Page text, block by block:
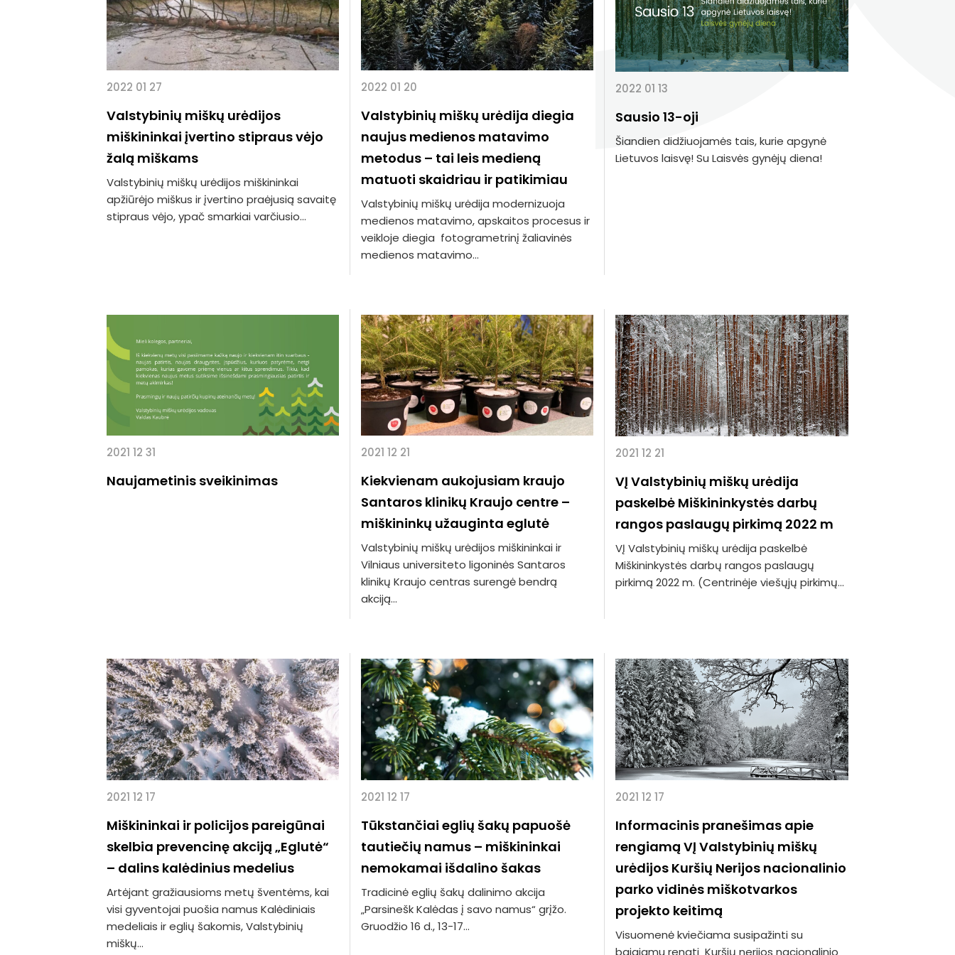
2022 01 27
Valstybinių miškų urėdijos
miškininkai įvertino stipraus vėjo
žalą miškams
Valstybinių miškų urėdijos miškininkai
apžiūrėjo miškus ir įvertino praėjusią savaitę
stipraus vėjo, ypač smarkiai varčiusio...
2022 01 20
Valstybinių miškų urėdija diegia
naujus medienos matavimo
metodus – tai leis medieną
matuoti skaidriau ir patikimiau
Valstybinių miškų urėdija modernizuoja
medienos matavimo, apskaitos procesus ir
veikloje diegia fotogrametrinį žaliavinės
medienos matavimo...
2022 01 13
Sausio 13-oji
Šiandien didžiuojamės tais, kurie apgynė
Lietuvos laisvę! Su Laisvės gynėjų diena!
2021 12 31
Naujametinis sveikinimas
2021 12 21
Kiekvienam aukojusiam kraujo
Santaros klinikų Kraujo centre –
miškininkų užauginta eglutė
Valstybinių miškų urėdijos miškininkai ir
Vilniaus universiteto ligoninės Santaros
klinikų Kraujo centras surengė bendrą
akciją...
2021 12 21
VĮ Valstybinių miškų urėdija
paskelbė Miškininkystės darbų
rangos paslaugų pirkimą 2022 m
VĮ Valstybinių miškų urėdija paskelbė
Miškininkystės darbų rangos paslaugų
pirkimą 2022 m. (Centrinėje viešųjų pirkimų...
2021 12 17
Miškininkai ir policijos pareigūnai
skelbia prevencinę akciją „Eglutė“
– dalins kalėdinius medelius
Artėjant gražiausioms metų šventėms, kai
visi gyventojai puošia namus Kalėdiniais
medeliais ir eglių šakomis, Valstybinių
miškų...
2021 12 17
Tūkstančiai eglių šakų papuošė
tautiečių namus – miškininkai
nemokamai išdalino šakas
Tradicinė eglių šakų dalinimo akcija
„Parsinešk Kalėdas į savo namus“ grįžo.
Gruodžio 16 d., 13-17...
2021 12 17
Informacinis pranešimas apie
rengiamą VĮ Valstybinių miškų
urėdijos Kuršių Nerijos nacionalinio
parko vidinės miškotvarkos
projekto keitimą
Visuomenė kviečiama susipažinti su